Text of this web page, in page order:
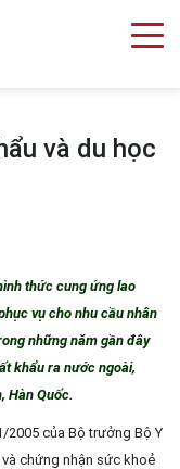
và du học
thức cung ứng lao
vụ cho nhu cầu nhân
những năm gần đây
khẩu ra nước ngoài,
Hàn Quốc.
2005 của Bộ trưởng Bộ Y
chứng nhận sức khoẻ